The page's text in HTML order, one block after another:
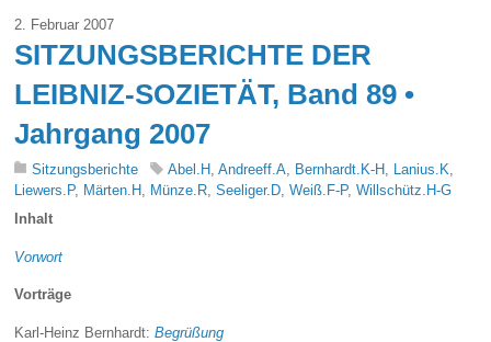
2. Februar 2007
SITZUNGSBERICHTE DER
LEIBNIZ-SOZIETÄT, Band 89 •
Jahrgang 2007
Sitzungsberichte Abel.H ,Andreeff.A, Bernhardt.K-H , Lanius.K,
Liewers.P, Märten.H , Münze.R,Seeliger.D,Weiß.F-P,Willschütz.H-G
Inhalt
Vorwort
Vorträge
Karl-Heinz Bernhardt:Begrüßung